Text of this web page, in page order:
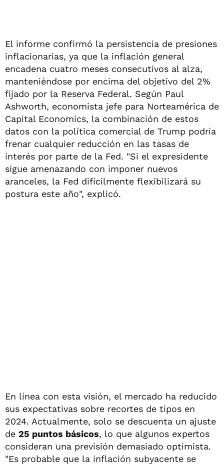
El informe confirmó la persistencia de presiones
inflacionarias, ya que la inflación general
encadena cuatro meses consecutivos al alza,
manteniéndose por encima del objetivo del 2%
fijado por la Reserva Federal. Según Paul
Ashworth, economista jefe para Norteamérica de
Capital Economics, la combinación de estos
datos con la política comercial de Trump podría
frenar cualquier reducción en las tasas de
interés por parte de la Fed. "Si el expresidente
sigue amenazando con imponer nuevos
aranceles, la Fed difícilmente flexibilizará su
postura este año", explicó.
En línea con esta visión, el mercado ha reducido
sus expectativas sobre recortes de tipos en
2024. Actualmente, solo se descuenta un ajuste
de 25 puntos básicos, lo que algunos expertos
consideran una previsión demasiado optimista.
"Es probable que la inflación subyacente se